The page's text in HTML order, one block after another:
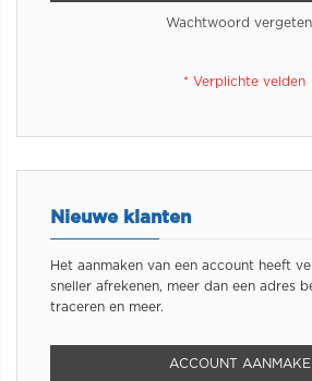
Wachtwoord
Nieuwe klanten
Het aanmaken van een account heeft
sneller afrekenen, meer dan een adres
traceren en meer.
ACCOUNT